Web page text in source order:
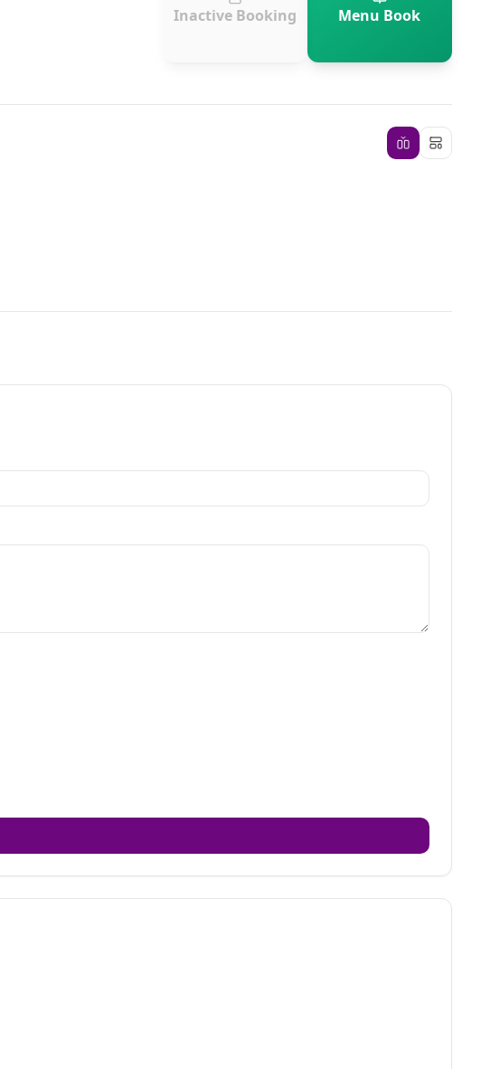
Inactive Booking Menu Book